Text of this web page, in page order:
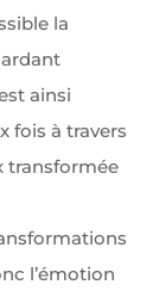
la
ainsi
fois à travers
transformée
l’émotion